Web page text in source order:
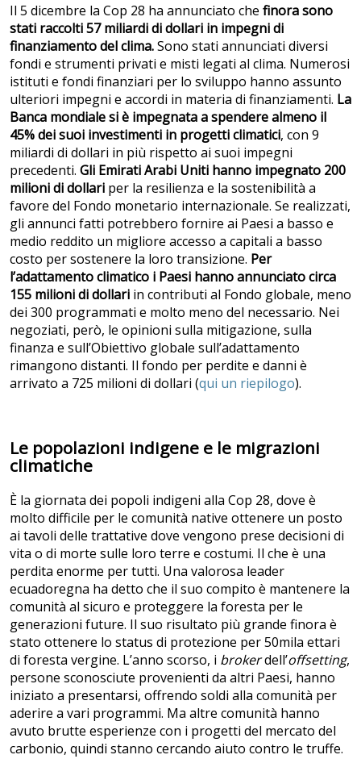
Il 5 dicembre la Cop 28 ha annunciato che finora sono
stati raccolti 57 miliardi di dollari in impegni di
finanziamento del clima.Sono stati annunciati diversi
fondi e strumenti privati e misti legati al clima. Numerosi
istituti e fondi finanziari per lo sviluppo hanno assunto
ulteriori impegni e accordi in materia di finanziamenti. La
Banca mondiale si è impegnata a spendere almeno il
45% dei suoi investimenti in progetti climatici, con 9
miliardi di dollari in più rispetto ai suoi impegni
precedenti. Gli Emirati Arabi Uniti hanno impegnato 200
milioni di dollari per la resilienza e la sostenibilità a
favore del Fondo monetario internazionale. Se realizzati,
gli annunci fatti potrebbero fornire ai Paesi a basso e
medio reddito un migliore accesso a capitali a basso
costo per sostenere la loro transizione. Per
l’adattamento climatico i Paesi hanno annunciato circa
155 milioni di dollari in contributi al Fondo globale, meno
dei 300 programmati e molto meno del necessario. Nei
negoziati, però, le opinioni sulla mitigazione, sulla
finanza e sull’Obiettivo globale sull’adattamento
rimangono distanti. Il fondo per perdite e danni è
arrivato a 725 milioni di dollari (qui un riepilogo).
Le popolazioni indigene e le migrazioni
climatiche
È la giornata dei popoli indigeni alla Cop 28, dove è
molto difficile per le comunità native ottenere un posto
ai tavoli delle trattative dove vengono prese decisioni di
vita o di morte sulle loro terre e costumi. Il che è una
perdita enorme per tutti. Una valorosa leader
ecuadoregna ha detto che il suo compito è mantenere la
comunità al sicuro e proteggere la foresta per le
generazioni future. Il suo risultato più grande finora è
stato ottenere lo status di protezione per 50mila ettari
di foresta vergine. L’anno scorso, i brokerdell’offsetting,
persone sconosciute provenienti da altri Paesi, hanno
iniziato a presentarsi, offrendo soldi alla comunità per
aderire a vari programmi. Ma altre comunità hanno
avuto brutte esperienze con i progetti del mercato del
carbonio, quindi stanno cercando aiuto contro le truffe.